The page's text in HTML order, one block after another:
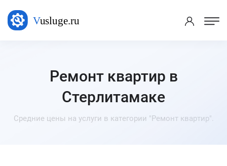
Ремонт квартир в
Стерлитамаке
Средние цены на услуги в категории "Ремонт квартир".